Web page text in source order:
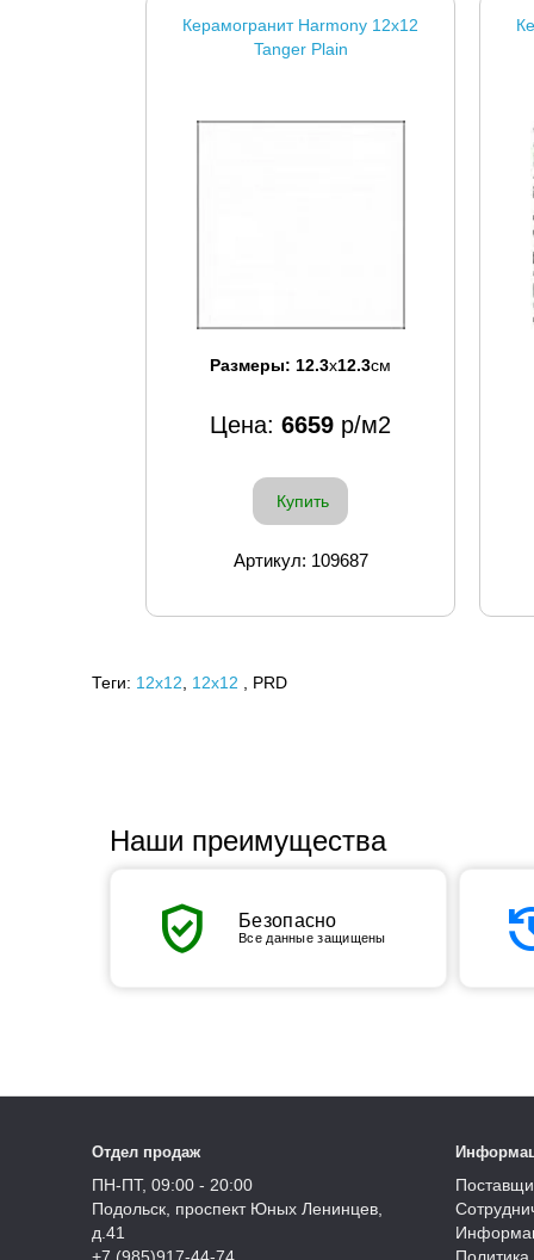
Керамогранит Harmony 12x12
Tanger Plain
Размеры: 12.3x12.3см
Цена: 6659 р/м2
Купить
Артикул: 109687
Теги: 12x12 12х12 , PRD
Наши преимущества
verified_user Безопасно
Все данные защищены
Отдел продаж
ПН-ПТ, 09:00 - 20:00
Подольск, проспект Юных Ленинцев,
д.41